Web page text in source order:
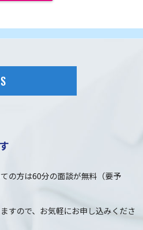
の方は60分の面談が無料（要予
すので、お気軽にお申し込みくださ